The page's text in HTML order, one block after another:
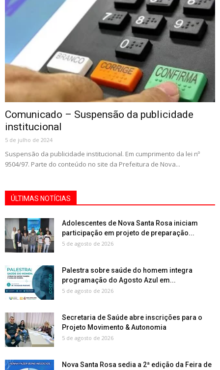
Comunicado – Suspensão da publicidade
institucional
5 de julho de 2024
Suspensão da publicidade institucional. Em cumprimento da lei nº
9504/97. Parte do conteúdo no site da Prefeitura de Nova...
ÚLTIMAS NOTÍCIAS
Adolescentes de Nova Santa Rosa iniciam
participação em projeto de preparação...
5 de agosto de 2026
Palestra sobre saúde do homem integra
programação do Agosto Azul em...
5 de agosto de 2026
Secretaria de Saúde abre inscrições para o
Projeto Movimento & Autonomia
5 de agosto de 2026
Nova Santa Rosa sedia a 2ª edição da Feira de